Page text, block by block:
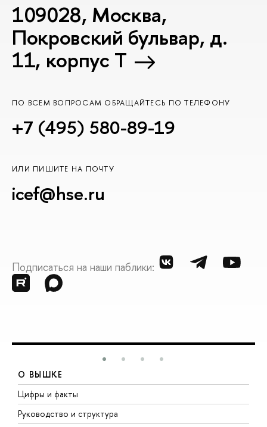
109028, Москва,
Покровский бульвар, д.
11, корпус T
ПО ВСЕМ ВОПРОСАМ ОБРАЩАЙТЕСЬ ПО ТЕЛЕФОНУ
+7 (495) 580-89-19
ИЛИ ПИШИТЕ НА ПОЧТУ
icef@hse.ru
Подписаться на наши паблики:
О ВЫШКЕ
Цифры и факты
Руководство и структура